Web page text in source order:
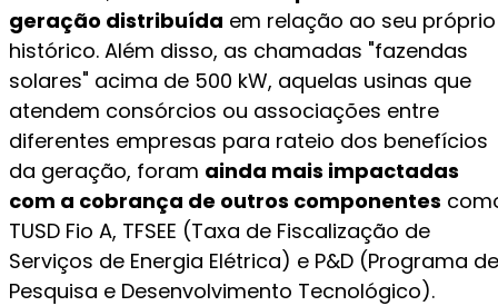
geração distribuída em relação ao seu próprio
histórico. Além disso, as chamadas "fazendas
solares" acima de 500 kW, aquelas usinas que
atendem consórcios ou associações entre
diferentes empresas para rateio dos benefícios
da geração, foram ainda mais impactadas
com a cobrança de outros componentes
TUSD Fio A, TFSEE (Taxa de Fiscalização de
Serviços de Energia Elétrica) e P&D (Programa de
Pesquisa e Desenvolvimento Tecnológico).